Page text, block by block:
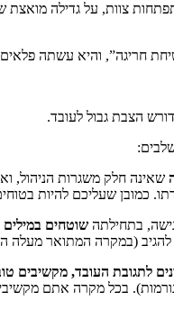
צוות, על גדילה מואצת
חריגה”, והיא עשתה
הצבת גבול לעובד.
שאינה חלק משגרות הניהול,
כמובן שעליכם להיות
בתחילתה שוטחים במילים
להגיב (במקרה המתואר
לתגובת העובד, מקשיבים
בכל מקרה אתם